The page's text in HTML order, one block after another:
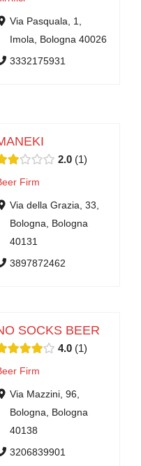
Via Pasquala, 1,
Imola, Bologna 40026
3332175931
2.0 1
Firm
Via della Grazia, 33,
Bologna, Bologna
40131
3897872462
SOCKS BEER
4.0 1
Firm
Via Mazzini, 96,
Bologna, Bologna
40138
3206839901